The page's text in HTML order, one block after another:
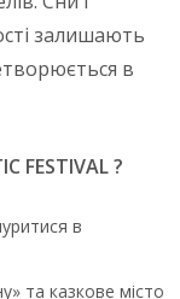
залишають
в
FESTIVAL ?
в
та казкове місто